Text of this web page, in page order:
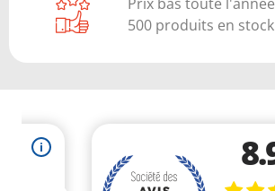
500 produits en stock